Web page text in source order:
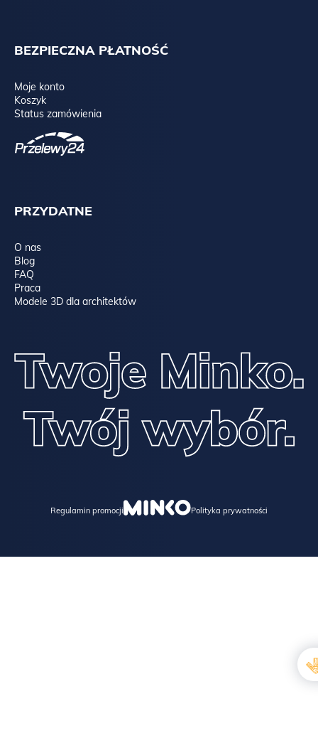
RAW NUT, czyli lite drewno bukowe, barwione na orzech,
olejowane:
WHITE OAK, czyli lite drewno dębowe, bielone, olejowane:
BEZPIECZNA PŁATNOŚĆ
Moje konto
Koszyk
Status zamówienia
PRZYDATNE
O nas
Blog
FAQ
Praca
Modele 3D dla architektów
Regulamin promocji Polityka prywatności